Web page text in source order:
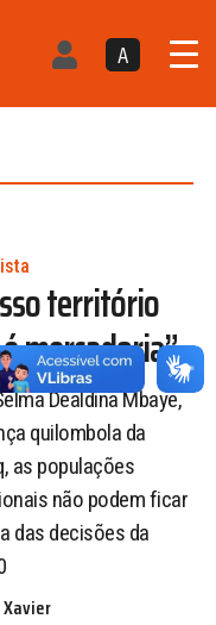
A
território
mercadoria”
Dealdina Mbaye,
quilombola da
as populações
não podem ficar
das decisões da